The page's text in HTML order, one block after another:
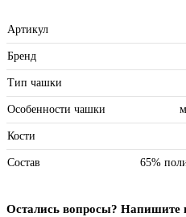
Артикул
Бренд
Тип чашки
Особенности чашки
Кости
Состав 65%
Остались вопросы? Напишите